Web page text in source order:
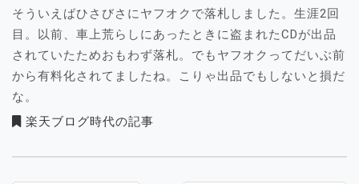
そういえばひさびさにヤフオクで落札しました。生涯2回
目。以前、車上荒らしにあったときに盗まれたCDが出品
されていたためおもわず落札。でもヤフオクってだいぶ前
から有料化されてましたね。こりゃ出品でもしないと損だ
な。
楽天ブログ時代の記事